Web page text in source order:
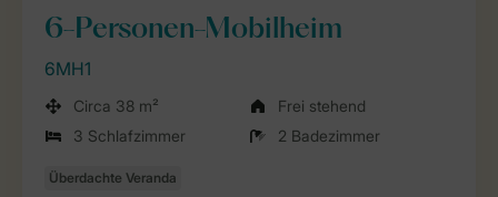
6-Personen-Mobilheim
6MH1
Circa 38 m²
Frei stehend
3 Schlafzimmer
2 Badezimmer